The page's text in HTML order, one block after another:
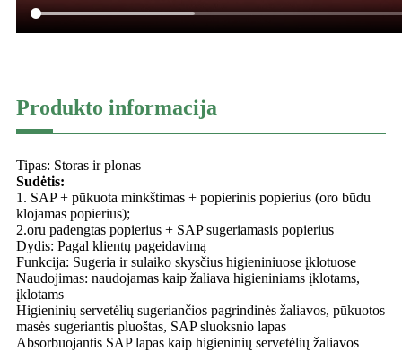
Produkto informacija
Tipas: Storas ir plonas
Sudėtis:
1. SAP + pūkuota minkštimas + popierinis popierius (oro būdu
klojamas popierius);
2.oru padengtas popierius + SAP sugeriamasis popierius
Dydis: Pagal klientų pageidavimą
Funkcija: Sugeria ir sulaiko skysčius higieniniuose įklotuose
Naudojimas: naudojamas kaip žaliava higieniniams įklotams,
įklotams
Higieninių servetėlių sugeriančios pagrindinės žaliavos, pūkuotos
masės sugeriantis pluoštas, SAP sluoksnio lapas
Absorbuojantis SAP lapas kaip higieninių servetėlių žaliavos